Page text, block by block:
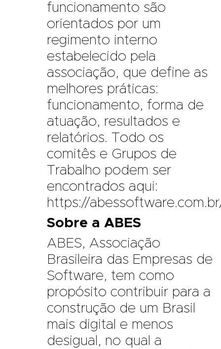
funcionamento são
orientados por um
regimento interno
estabelecido pela
associação, que define as
melhores práticas:
funcionamento, forma de
atuação, resultados e
relatórios. Todo os
comitês e Grupos de
Trabalho podem ser
encontrados aqui:
https://
Sobre a ABES
ABES, Associação
Brasileira das Empresas de
Software, tem como
propósito contribuir para a
construção de um Brasil
mais digital e menos
desigual, no qual a